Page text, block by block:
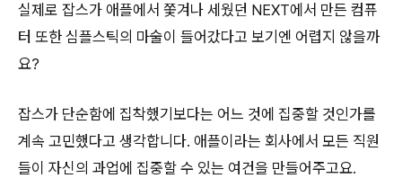
실제로 잡스가 애플에서 쫓겨나 세웠던 NEXT에서 만든 컴퓨
터 또한 심플스틱의 마술이 들어갔다고 보기엔 어렵지 않을까
요?
잡스가 단순함에 집착했기보다는 어느 것에 집중할 것인가를
계속 고민했다고 생각합니다. 애플이라는 회사에서 모든 직원
들이 자신의 과업에 집중할 수 있는 여건을 만들어주고요.